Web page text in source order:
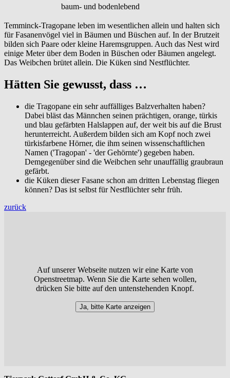
baum- und bodenlebend
Temminck-Tragopane leben im wesentlichen allein und halten sich
für Fasanenvögel viel in Bäumen und Büschen auf. In der Brutzeit
bilden sich Paare oder kleine Haremsgruppen. Auch das Nest wird
einige Meter über dem Boden in Büschen oder Bäumen angelegt.
Das Weibchen brütet allein. Die Küken sind Nestflüchter.
Hätten Sie gewusst, dass …
die Tragopane ein sehr auffälliges Balzverhalten haben?
Dabei bläst das Männchen seinen prächtigen, orange, türkis
und blau gefärbten Halslappen auf, der weit bis auf die Brust
herunterreicht. Außerdem bilden sich am Kopf noch zwei
türkisfarbene Hörner, die ihm seinen wissenschaftlichen
Namen ('Tragopan' - 'der Gehörnte') gegeben haben.
Demgegenüber sind die Weibchen sehr unauffällig graubraun
gefärbt.
die Küken dieser Fasane schon am dritten Lebenstag fliegen
können? Das ist selbst für Nestflüchter sehr früh.
zurück
Auf unserer Webseite nutzen wir eine Karte von
Openstreetmap. Wenn Sie die Karte sehen wollen,
drücken Sie bitte auf den untenstehenden Knopf.
Ja, bitte Karte anzeigen